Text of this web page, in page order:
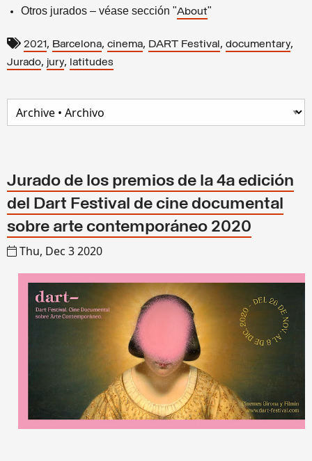
Otros jurados – véase sección "About"
2021, Barcelona, cinema, DART Festival, documentary,
Jurado, jury, latitudes
Jurado de los premios de la 4a edición
del Dart Festival de cine documental
sobre arte contemporáneo 2020
Thu, Dec 3 2020